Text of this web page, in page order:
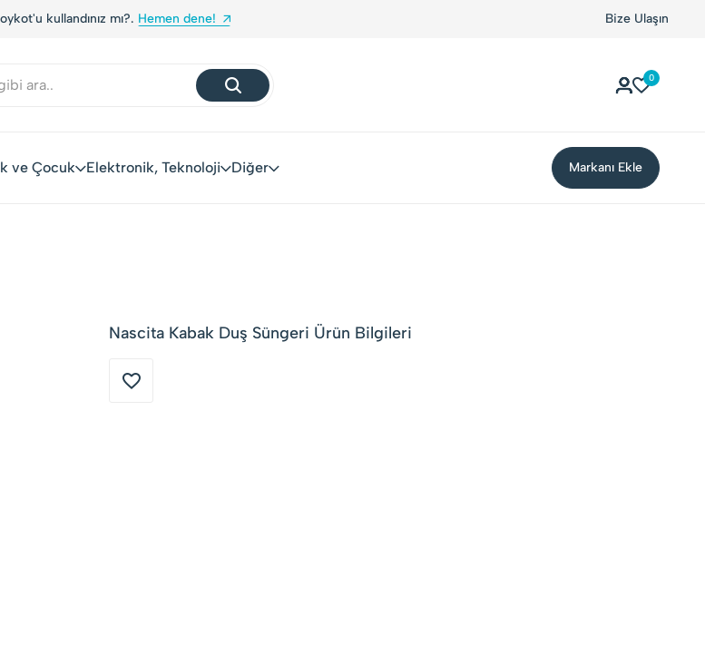
kullandınız mı?. Hemen dene! Bize Ulaşın
0
ve Çocuk Elektronik, Teknoloji Diğer Markanı Ekle
Nascita Kabak Duş Süngeri Ürün Bilgileri